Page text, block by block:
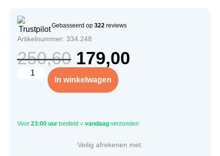
Gebasseerd op 322 reviews
Artikelnummer: 334.248
250,60 179,00
In winkelwagen
Voor 23:00 uur besteld = vandaag verzonden
Veilig afrekenen met: